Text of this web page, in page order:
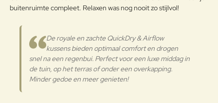
zachte maar toch duurzame stof.
wordt gekapt volgens het SVLK –
Sistem Verifikasi Legalitas Kayu
(Indonesië’s hout legaliteits
garantiesysteem)
certificeringssysteem. Dit is een
garantie dat de teakproductie
Verder
buitenruimte compleet. Relaxen was nog nooit zo stijlvol!
De royale en zachte QuickDry & Airflow
kussens bieden optimaal comfort en drogen
snel na een regenbui. Perfect voor een luxe middag in
de tuin, op het terras of onder een overkapping.
Minder gedoe en meer genieten!